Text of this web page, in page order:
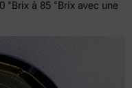
à 85 °Brix avec une